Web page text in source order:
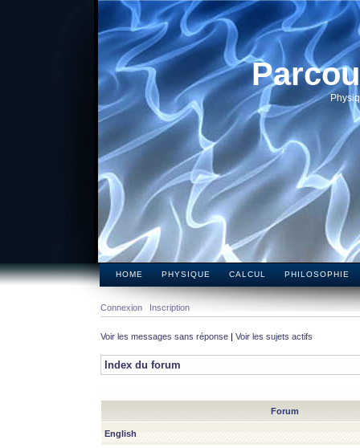
HOME PHYSIQUE CALCUL PHILOSOPHIE
Connexion Inscription
Voir les messages sans réponse | Voir les sujets actifs
Index du forum
Forum
English